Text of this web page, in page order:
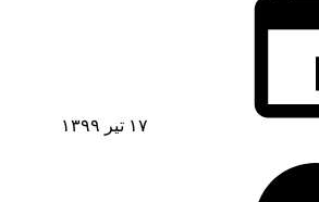
۱۷ تیر ۱۳۹۹